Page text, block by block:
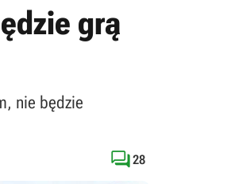
grą
nie będzie
28